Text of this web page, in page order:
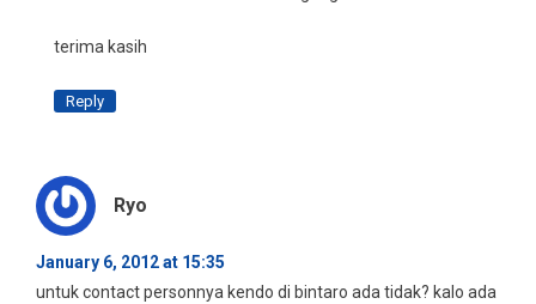
terima kasih
Reply
Ryo
January 6, 2012 at 15:35
untuk contact personnya kendo di bintaro ada tidak? kalo ada